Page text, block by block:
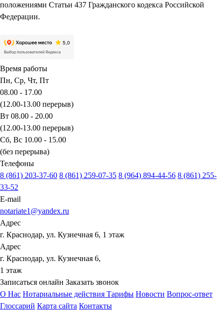
положениями Статьи 437 Гражданского кодекса Российской
Федерации.
Время работы
Пн, Ср, Чт, Пт
08.00 - 17.00
(12.00-13.00 перерыв)
Вт 08.00 - 20.00
(12.00-13.00 перерыв)
Сб, Вс 10.00 - 15.00
(без перерыва)
Телефоны
8 (861) 203-37-60 8 (861) 259-07-35 8 (964) 894-44-56 8 (861) 255-
33-52
E-mail
notariate1@yandex.ru
Адрес
г. Краснодар, ул. Кузнечная 6, 1 этаж
Адрес
г. Краснодар, ул. Кузнечная 6,
1 этаж
Записаться онлайн Заказать звонок
О Нас Нотариальные действия Тарифы Новости Вопрос-ответ
Глоссарий Карта сайта Контакты